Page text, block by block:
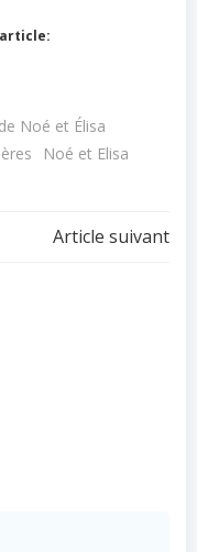
Noé et Élisa
Noé et Elisa
Article suivant